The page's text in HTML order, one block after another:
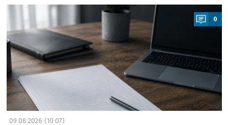
a
0
09.08.2026 (10:07)